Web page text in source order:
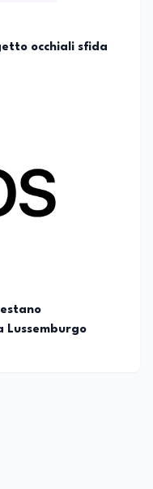
occhiali sfida
Lussemburgo